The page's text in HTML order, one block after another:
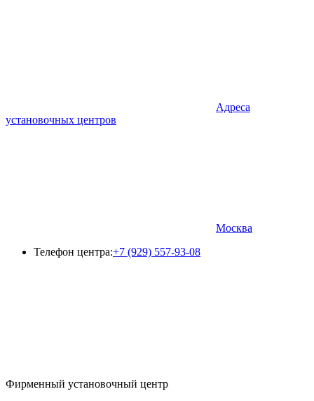
Адреса
установочных центров
Москва
Телефон центра:+7 (929) 557-93-08
Фирменный установочный центр